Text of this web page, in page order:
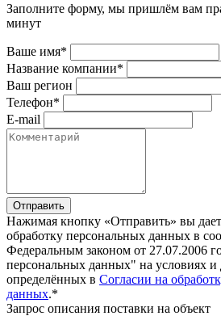
Заполните форму, мы пришлём вам
минут
Ваше имя*
Название компании*
Ваш регион
Телефон*
E-mail
Отправить
Нажимая кнопку «Отправить» вы
обработку персональных данных в
Федеральным законом от 27.07.2006
персональных данных" на условиях и
определённых в Согласии на
данных.*
Запрос описания поставки на объект